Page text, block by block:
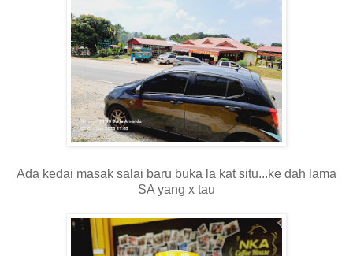
Ada kedai masak salai baru buka la kat situ...ke dah lama
SA yang x tau